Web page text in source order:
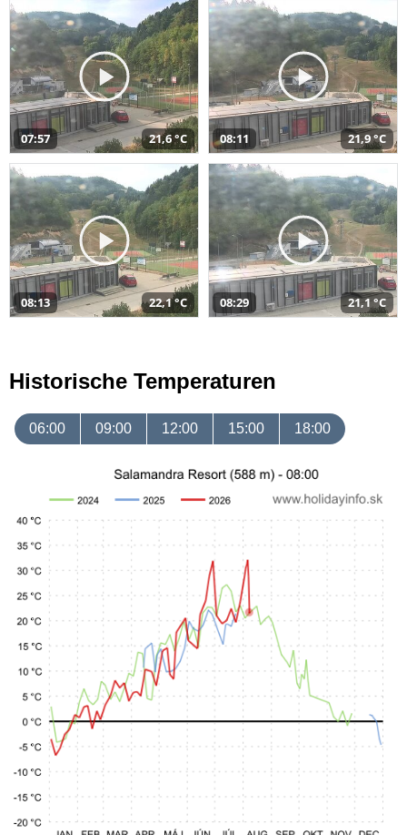
07:57 21,6 °C 08:11 21,9 °C
08:13 22,1 °C 08:29 21,1 °C
Historische Temperaturen
06:00 09:00 12:00 15:00 18:00